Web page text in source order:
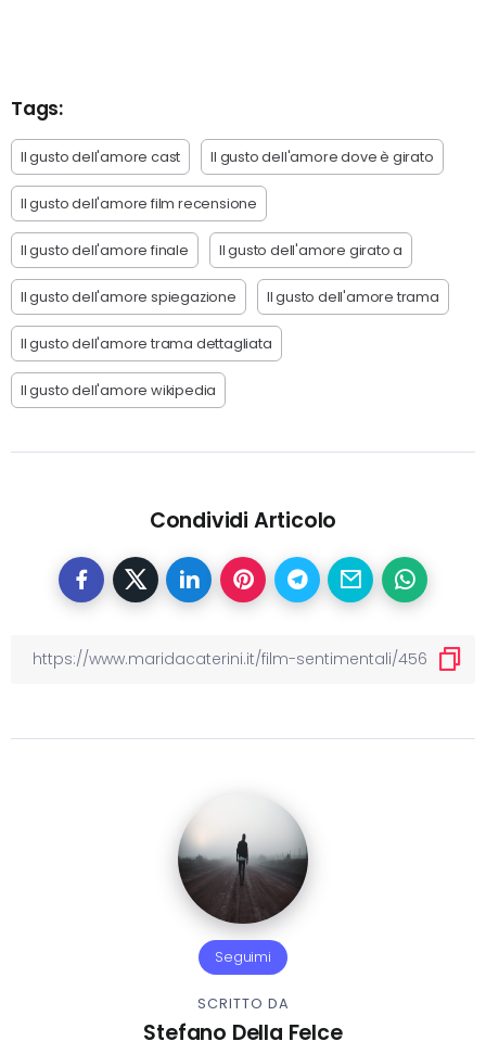
Tags:
Il gusto dell'amore cast Il gusto dell'amore dove è girato
Il gusto dell'amore film recensione
Il gusto dell'amore finale Il gusto dell'amore girato a
Il gusto dell'amore spiegazione Il gusto dell'amore trama
Il gusto dell'amore trama dettagliata
Il gusto dell'amore wikipedia
Condividi Articolo
Seguimi
SCRITTO DA
Stefano Della Felce